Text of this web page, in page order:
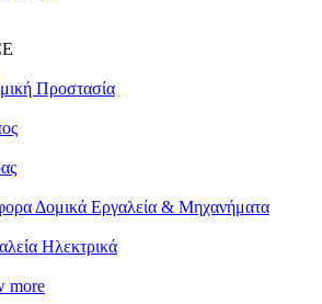
Προστασία
Δομικά Εργαλεία & Μηχανήματα
Ηλεκτρικά
more